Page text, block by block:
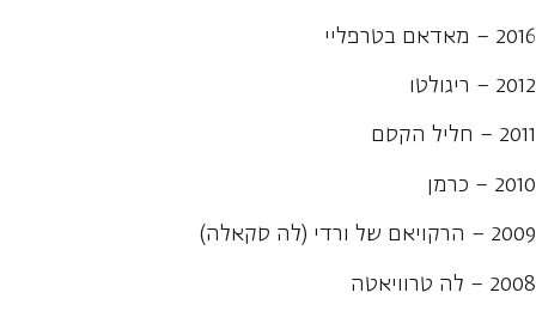
2016 – מאדאם בטרפליי
2012 – ריגולטו
2011 – חליל הקסם
2010 – כרמן
2009 – הרקויאם של ורדי (לה סקאלה)
2008 – לה טרוויאטה